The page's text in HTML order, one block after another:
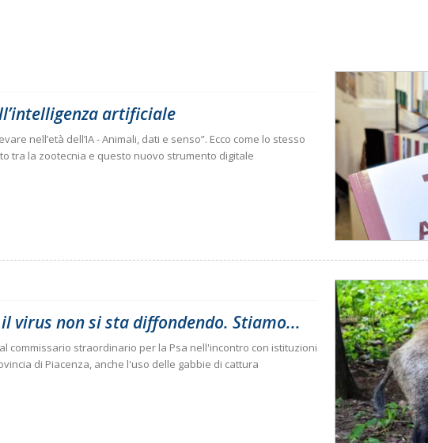
artificiale
nell’età dell’IA - Animali, dati e senso”. Ecco come lo stesso
tra la zootecnia e questo nuovo strumento digitale
virus non si sta diffondendo. Stiamo...
commissario straordinario per la Psa nell'incontro con istituzioni
di Piacenza, anche l'uso delle gabbie di cattura